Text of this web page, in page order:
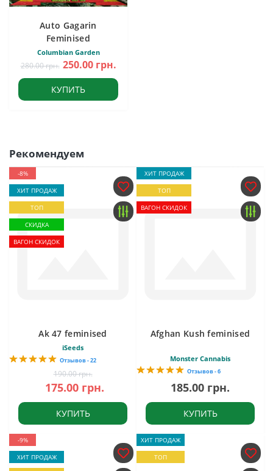
Auto Gagarin
Feminised
Columbian Garden
280.00 грн. 250.00 грн.
КУПИТЬ
Рекомендуем
-8%
ХИТ ПРОДАЖ
ТОП
СКИДКА
ВАГОН СКИДОК
Ak 47 feminised
iSeeds
Отзывов - 22
190.00 грн.
175.00 грн.
КУПИТЬ
ХИТ ПРОДАЖ
ТОП
ВАГОН СКИДОК
Afghan Kush feminised
Monster Cannabis
Отзывов - 6
185.00 грн.
КУПИТЬ
-9%
ХИТ ПРОДАЖ
ХИТ ПРОДАЖ
ТОП